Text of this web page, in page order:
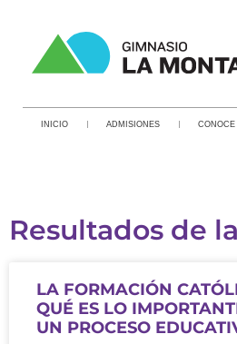
INICIO ADMISIONES CONOCE
Resultados de
LA FORMACIÓN
QUÉ ES LO
UN PROCESO